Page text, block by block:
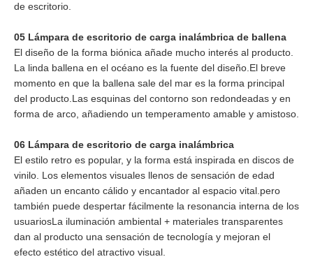
de escritorio.
05 Lámpara de escritorio de carga inalámbrica de ballena
El diseño de la forma biónica añade mucho interés al producto.
La linda ballena en el océano es la fuente del diseño.El breve
momento en que la ballena sale del mar es la forma principal
del producto.Las esquinas del contorno son redondeadas y en
forma de arco, añadiendo un temperamento amable y amistoso.
06 Lámpara de escritorio de carga inalámbrica
El estilo retro es popular, y la forma está inspirada en discos de
vinilo. Los elementos visuales llenos de sensación de edad
añaden un encanto cálido y encantador al espacio vital.pero
también puede despertar fácilmente la resonancia interna de los
usuariosLa iluminación ambiental + materiales transparentes
dan al producto una sensación de tecnología y mejoran el
efecto estético del atractivo visual.